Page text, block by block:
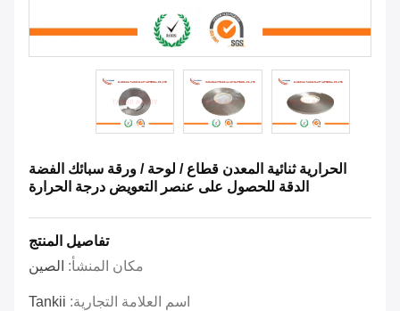
الحرارية ثنائية المعدن قطاع / لوحة / ورقة سبائك الفضة
الدقة للحصول على عنصر التعويض درجة الحرارة
تفاصيل المنتج
مكان المنشأ: الصين
اسم العلامة التجارية: Tankii